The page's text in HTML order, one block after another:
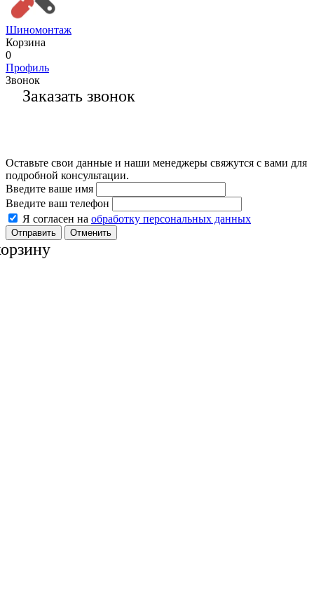
Шиномонтаж
Корзина
0
Профиль
Звонок
Заказать звонок
Оставьте свои данные и наши менеджеры свяжутся с вами для
подробной консультации.
Введите ваше имя
Введите ваш телефон
Я согласен на обработку персональных данных
Отменить